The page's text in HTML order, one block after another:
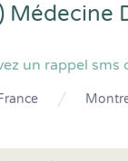
un rappel